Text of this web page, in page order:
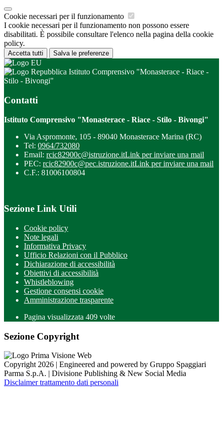
Cookie necessari per il funzionamento
I cookie necessari per il funzionamento non possono essere
disabilitati. È possibile consultare l'elenco nella pagina della cookie
policy.
Accetta tutti Salva le preferenze
Istituto Comprensivo "Monasterace - Riace -
Stilo - Bivongi"
Contatti
Istituto Comprensivo "Monasterace - Riace - Stilo - Bivongi"
Via Aspromonte, 105 - 89040 Monasterace Marina (RC)
Tel: 0964/732080
Email: rcic82900c@istruzione.itLink per inviare una mail
PEC: rcic82900c@pec.istruzione.itLink per inviare una mail
C.F.: 81006100804
Sezione Link Utili
Cookie policy
Note legali
Informativa Privacy
Ufficio Relazioni con il Pubblico
Dichiarazione di accessibilità
Obiettivi di accessibilità
Whistleblowing
Gestione consensi cookie
Amministrazione trasparente
Pagina visualizzata 409 volte
Sezione Copyright
Copyright 2026 | Engineered and powered by Gruppo Spaggiari
Parma S.p.A. | Divisione Publishing & New Social Media
Disclaimer trattamento dati personali